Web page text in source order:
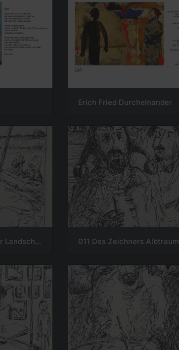
Erich Fried Durcheinander
012 Die Vermessung der Landschaft - Der Zeichner 011 Des Zeichners Albtraum